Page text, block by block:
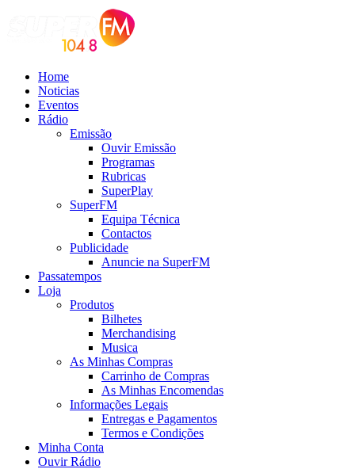
Home
Noticias
Eventos
Rádio
Emissão
Ouvir Emissão
Programas
Rubricas
SuperPlay
SuperFM
Equipa Técnica
Contactos
Publicidade
Anuncie na SuperFM
Passatempos
Loja
Produtos
Bilhetes
Merchandising
Musica
As Minhas Compras
Carrinho de Compras
As Minhas Encomendas
Informações Legais
Entregas e Pagamentos
Termos e Condições
Minha Conta
Ouvir Rádio